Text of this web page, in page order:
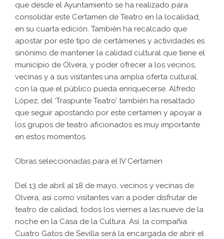
que desde el Ayuntamiento se ha realizado para
consolidar este Certamen de Teatro en la localidad,
en su cuarta edición. También ha recalcado que
apostar por este tipo de certámenes y actividades es
sinónimo de mantener la calidad cultural que tiene el
municipio de Olvera, y poder ofrecer a los vecinos,
vecinas y a sus visitantes una amplia oferta cultural,
con la que el público pueda enriquecerse. Alfredo
López, del ‘Traspunte Teatro’ también ha resaltado
que seguir apostando por este certamen y apoyar a
los grupos de teatro aficionados es muy importante
en estos momentos.
Obras seleccionadas para el IV Certamen
Del 13 de abril al 18 de mayo, vecinos y vecinas de
Olvera, así como visitantes van a poder disfrutar de
teatro de calidad, todos los viernes a las nueve de la
noche en la Casa de la Cultura. Así, la compañía
Cuatro Gatos de Sevilla será la encargada de abrir el